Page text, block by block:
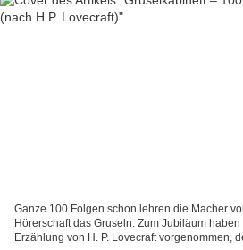
Ganze 100 Folgen schon lehren die Macher
Hörerschaft das Gruseln. Zum Jubiläum
Erzählung von H. P. Lovecraft vorgenommen,